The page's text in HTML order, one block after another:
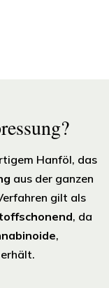
Hanföl, das
aus der ganzen
gilt als
, da
,